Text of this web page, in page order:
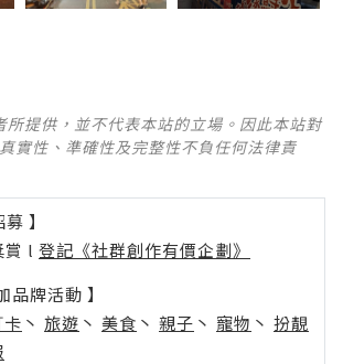
所提供，並不代表本站的立場。因此本站對
實性、準確性及完整性不負任何法律責
】
賞 l 登記《社群創作有價企劃》
品牌活動 】
丶 旅遊 丶 美食 丶 親子 丶 寵物 丶 扮靚